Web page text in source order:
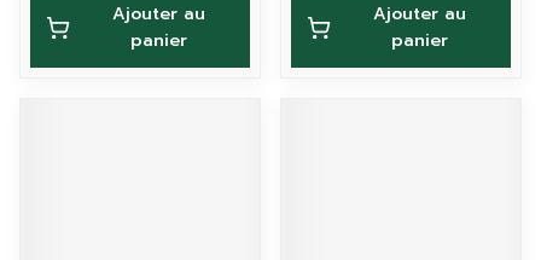
Ajouter au
panier
Ajouter au
panier